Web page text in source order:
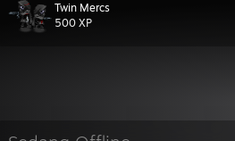
Twin Mercs
500 XP